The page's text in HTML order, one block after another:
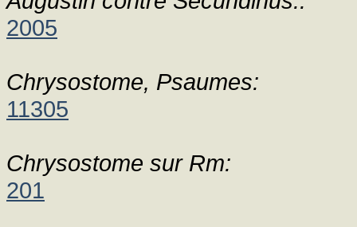
2005
Chrysostome, Psaumes:
11305
Chrysostome sur Rm:
201